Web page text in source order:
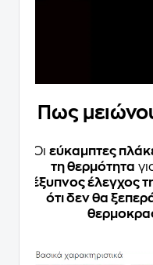
Πως
Οι εύκαμπτες
τη θερμότητα
έξυπνος έλεγχος
ότι δεν θα